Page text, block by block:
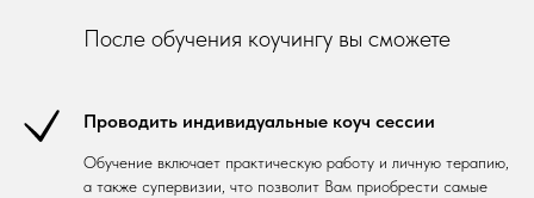
После обучения коучингу вы сможете
Проводить индивидуальные коуч сессии
Обучение включает практическую работу и личную терапию,
а также супервизии, что позволит Вам приобрести самые